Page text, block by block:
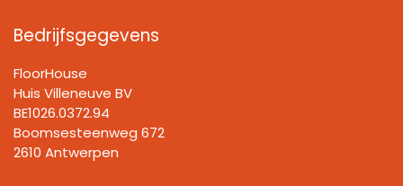
Bedrijfsgegevens
FloorHouse
Huis Villeneuve BV​
BE1026.0372.94
Boomsesteenweg 672
2610 Antwerpen